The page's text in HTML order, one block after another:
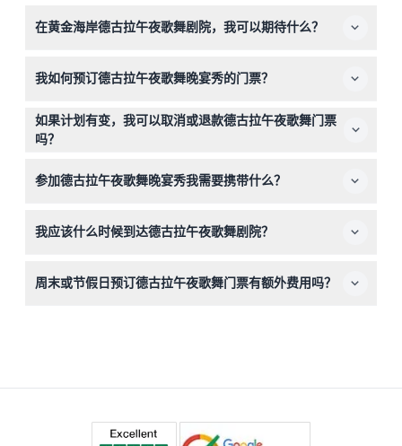
表演内容成熟，不适合儿童。
在黄金海岸德古拉午夜歌舞剧院，我可以期待什么？
的三道菜晚餐，以及一场约3到4小时的现场多样表演，包
我如何预订德古拉午夜歌舞晚宴秀的门票？
您可以在本网站上轻松在线预订门票，并可选择VIP A预留
座位或午夜歌舞预留座位。
如果计划有变，我可以取消或退款德古拉午夜歌舞门票
吗？
的日期和时间。
参加德古拉午夜歌舞晚宴秀我需要携带什么？
参加的活动。场内可购买饮料和纪念品，但不包含在门票
我应该什么时候到达德古拉午夜歌舞剧院？
迎饮品；如果是午夜歌舞预留座位，请于7点30分前到场，
周末或节假日预订德古拉午夜歌舞门票有额外费用吗？